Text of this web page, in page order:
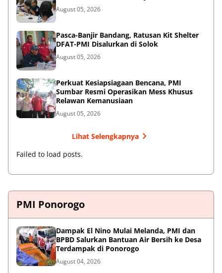
August 05, 2026
Pasca-Banjir Bandang, Ratusan Kit Shelter
DFAT-PMI Disalurkan di Solok
August 05, 2026
Perkuat Kesiapsiagaan Bencana, PMI
Sumbar Resmi Operasikan Mess Khusus
Relawan Kemanusiaan
August 05, 2026
Lihat Selengkapnya
Failed to load posts.
PMI Ponorogo
Dampak El Nino Mulai Melanda, PMI dan
BPBD Salurkan Bantuan Air Bersih ke Desa
Terdampak di Ponorogo
August 04, 2026